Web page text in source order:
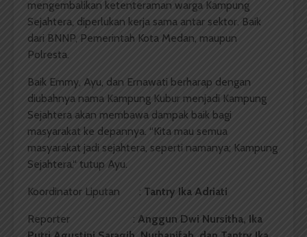
mengembalikan ketenteraman warga Kampung
Sejahtera, diperlukan kerja sama antar sektor. Baik
dari BNNP, Pemerintah Kota Medan, maupun
Polresta.
Baik Emmy, Ayu, dan Ernawati berharap dengan
diubahnya nama Kampung Kubur menjadi Kampung
Sejahtera akan membawa dampak baik bagi
masyarakat ke depannya. “Kita mau semua
masyarakat jadi sejahtera, seperti namanya; Kampung
Sejahtera,“ tutup Ayu.
Koordinator Liputan : Tantry Ika Adriati
Reporter : Anggun Dwi Nursitha, Ika